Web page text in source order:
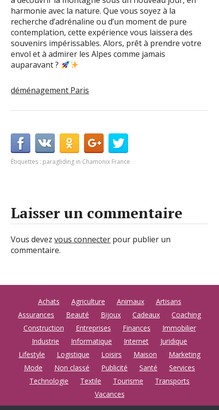
harmonie avec la nature. Que vous soyez à la
recherche d’adrénaline ou d’un moment de pure
contemplation, cette expérience vous laissera des
souvenirs impérissables. Alors, prêt à prendre votre
envol et à admirer les Alpes comme jamais
auparavant ?
déménagement Paris
Étiquettes : paragliding in Chamonix France
Laisser un commentaire
Vous devezvous connecter pour publier un
commentaire.
Achats Agriculture Animaux
Artisans
Assurances
Beauté Bijoux Cadeaux
Coaching
Construction
Entreprises Finances
Immobilier
Industrie
Informatique Internet
Juridique
Lifestyle
Logistique Loisirs Maison
Marketing
Mode
Non classé Publicité Santé
Services
Technologie
Textile Tourisme
Transports
Vacances